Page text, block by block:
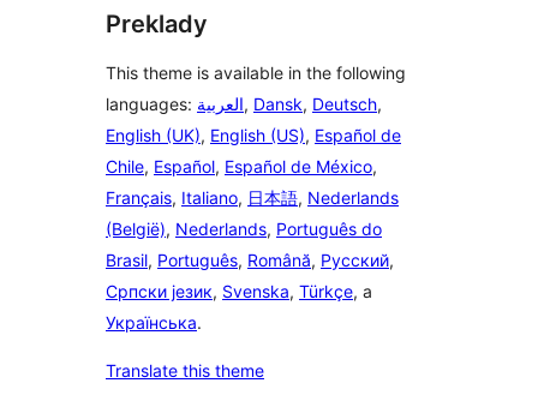
Preklady
This theme is available in the following
languages: العربية, Dansk, Deutsch,
English (UK), English (US), Español de
Chile, Español, Español de México,
Français, Italiano, 日本語, Nederlands
(België), Nederlands, Português do
Brasil, Português, Română, Русский,
Српски језик, Svenska, Türkçe, a
Українська.
Translate this theme